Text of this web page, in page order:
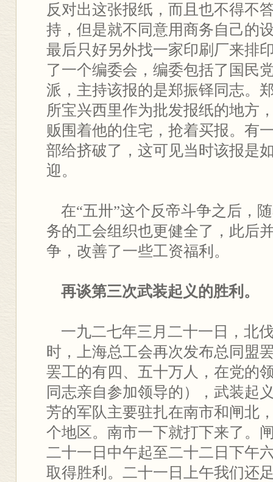
反对出这张报纸，而且也不得不
持，但是就不同意用商务自己的
最后只好另外找一家印刷厂来排
了一个编委会，编委包括了国民
派，主持该报的是郑振铎同志。
所宝兴西里作为批发报纸的地方
贩围着他的住宅，抢着买报。有
部给挤破了，这可见当时该报是
迎。
在“五卅”这个反帝斗争之后，
务的工会组织也更健全了，此后
争，改善了一些工资福利。
再谈第三次武装起义的胜利。
一九二七年三月二十一日，北
时，上海总工会再次发布总同盟
罢工的有四、五十万人，在党的
同志亲自参加领导的），武装起
芳的军队主要驻扎在南市和闸北
个地区。南市一下就打下来了。
二十一日中午起至二十二日下午
取得胜利。二十一日上午我们还